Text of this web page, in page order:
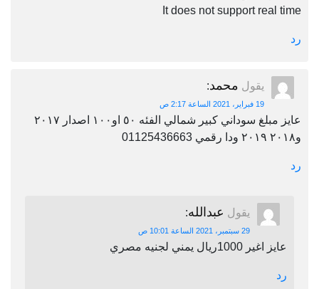
It does not support real time
رد
يقول محمد:
19 فبراير، 2021 الساعة 2:17 ص
عايز مبلغ سوداني كبير شمالي الفئه ٥٠ او١٠٠ اصدار ٢٠١٧
و٢٠١٨ ٢٠١٩ ودا رقمي 01125436663
رد
يقول عبدالله:
29 سبتمبر، 2021 الساعة 10:01 ص
عايز اغير 1000ريال يمني لجنيه مصري
رد